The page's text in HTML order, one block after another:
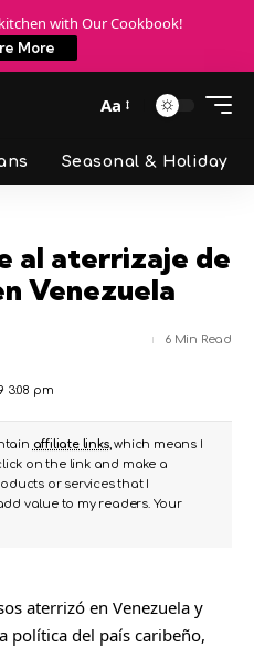
with Our Cookbook!
More
Aa
Seasonal & Holiday
al aterrizaje de
Venezuela
3:08 pm
6 Min Read
affiliate links, which means I
on the link and make a
or services that I
value to my readers. Your
aterrizó en Venezuela y
política del país caribeño,